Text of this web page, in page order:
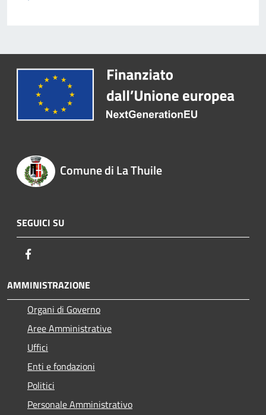
Comune di La Thuile
SEGUICI SU
AMMINISTRAZIONE
Organi di Governo
Aree Amministrative
Uffici
Enti e fondazioni
Politici
Personale Amministrativo